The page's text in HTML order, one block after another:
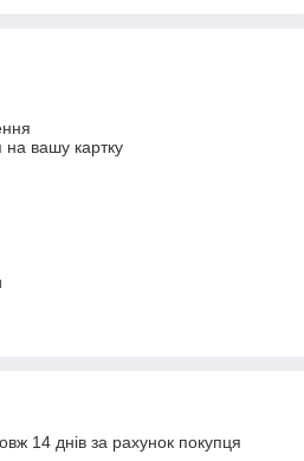
на вашу картку
14 днів за рахунок покупця